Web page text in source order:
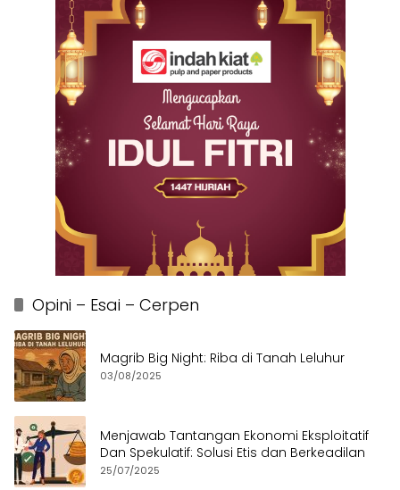
Opini – Esai – Cerpen
Magrib Big Night: Riba di Tanah Leluhur
03/08/2025
Menjawab Tantangan Ekonomi Eksploitatif
Dan Spekulatif: Solusi Etis dan Berkeadilan
25/07/2025